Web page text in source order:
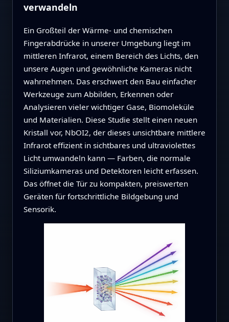
verwandeln
Ein Großteil der Wärme- und chemischen
Fingerabdrücke in unserer Umgebung liegt im
mittleren Infrarot, einem Bereich des Lichts, den
unsere Augen und gewöhnliche Kameras nicht
wahrnehmen. Das erschwert den Bau einfacher
Werkzeuge zum Abbilden, Erkennen oder
Analysieren vieler wichtiger Gase, Biomoleküle
und Materialien. Diese Studie stellt einen neuen
Kristall vor, NbOI2, der dieses unsichtbare mittlere
Infrarot effizient in sichtbares und ultraviolettes
Licht umwandeln kann — Farben, die normale
Siliziumkameras und Detektoren leicht erfassen.
Das öffnet die Tür zu kompakten, preiswerten
Geräten für fortschrittliche Bildgebung und
Sensorik.